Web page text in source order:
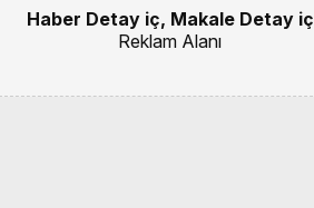
Haber Detay iç, Makale Detay iç
Reklam Alanı